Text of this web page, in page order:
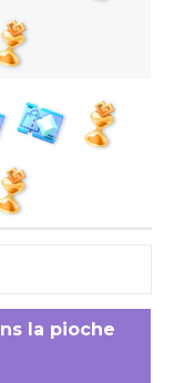
la pioche